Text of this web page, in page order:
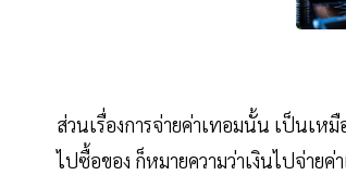
ส่วนเรื่องการจ่ายค่าเทอมนั้น เป็นเห
ไปซื้อของ ก็หมายความว่าเงินไปจ่ายค่